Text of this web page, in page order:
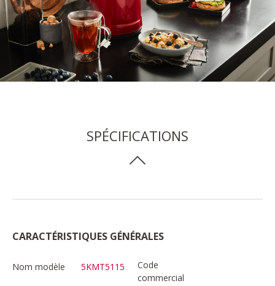
SPÉCIFICATIONS
CARACTÉRISTIQUES GÉNÉRALES
Nom modèle 5KMT5115
Code
commercial